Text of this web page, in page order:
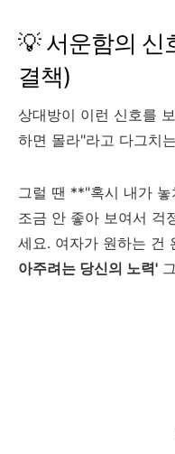
💡 서운함의 신
결책)
상대방이 이런 신호를
하면 몰라"라고 다그치
그럴 땐 **"혹시 내가
조금 안 좋아 보여서 걱
세요. 여자가 원하는 건
아주려는 당신의 노력'